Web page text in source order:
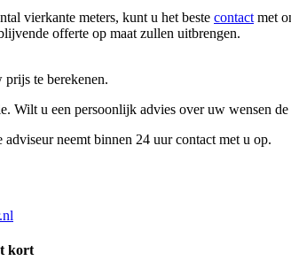
vierkante meters, kunt u het beste contact met
offerte op maat zullen uitbrengen.
te berekenen.
Wilt u een persoonlijk advies over uw wensen
adviseur neemt binnen 24 uur contact met u op.
kort